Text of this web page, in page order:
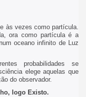
às vezes como partícula.
ora como partícula é a
oceano infinito de Luz
probabilidades se
elege aquelas que
do observador.
logo Existo.